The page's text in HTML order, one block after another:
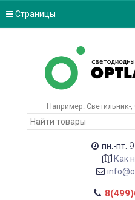
Страницы
Например: Светильник-
пн.-пт.
Как